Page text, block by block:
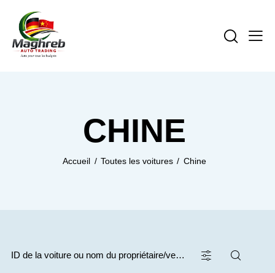
CHINE
Accueil Toutes les voitures Chine